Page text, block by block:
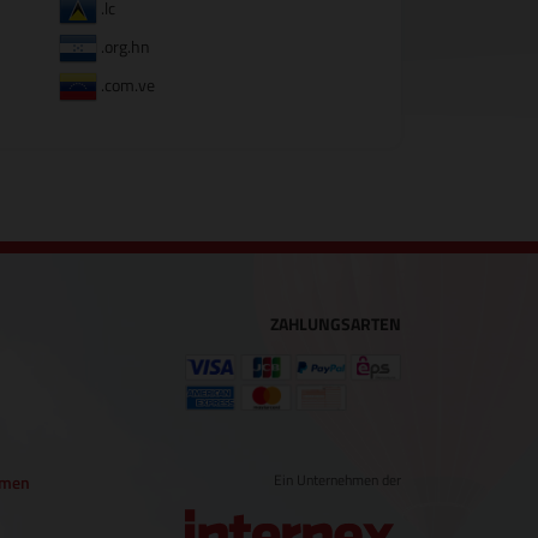
.lc
.org.hn
.com.ve
ZAHLUNGSARTEN
Ein Unternehmen der